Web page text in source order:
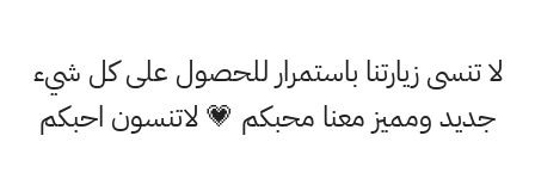
لا تنسى زيارتنا باستمرار للحصول على كل شيء
جديد ومميز معنا محبكم 💗 لاتنسون احبكم